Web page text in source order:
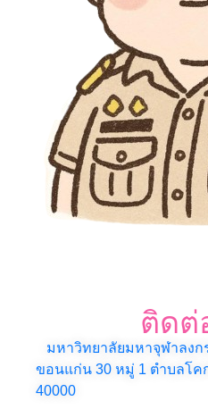
ติดต่
มหาวิทยาลัยมหาจุฬาลง
ขอนแก่น 30 หมู่ 1 ตำบลโค
40000